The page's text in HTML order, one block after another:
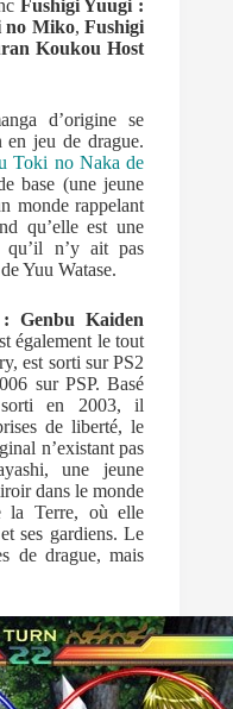
Fushigi Yuugi :
no Miko,Fushigi
Koukou Host
d’origine se
en jeu de drague.
Toki no Naka de
base (une jeune
monde rappelant
qu’elle est une
qu’il n’y ait pas
Yuu Watase.
Genbu Kaiden
également le tout
est sorti sur PS2
sur PSP. Basé
en 2003, il
de liberté, le
n’existant pas
une jeune
dans le monde
la Terre, où elle
ses gardiens. Le
de drague, mais